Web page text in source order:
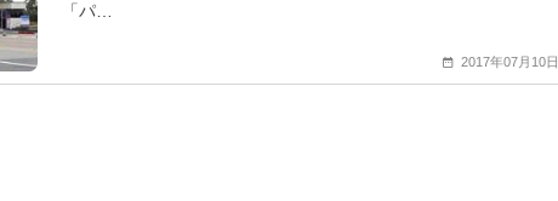
「パ…
2017年07月10日